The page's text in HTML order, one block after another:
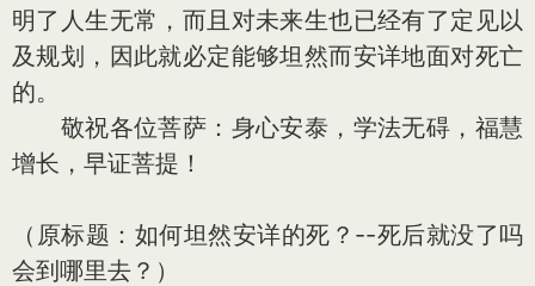
明了人生无常，而且对未来生也已经有了定见以
及规划，因此就必定能够坦然而安详地面对死亡
的。
敬祝各位菩萨：身心安泰，学法无碍，福慧
增长，早证菩提！
（原标题：如何坦然安详的死？--死后就没了吗
会到哪里去？）